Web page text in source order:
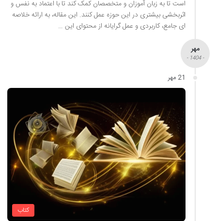
است تا به زبان آموزان و متخصصان کمک کند تا با اعتماد به نفس و
اثربخشی بیشتری در این حوزه عمل کنند. این مقاله، به ارائه خلاصه
ای جامع، کاربردی و عمل گرایانه از محتوای این …
مهر
- 1404 -
21 مهر
کتاب